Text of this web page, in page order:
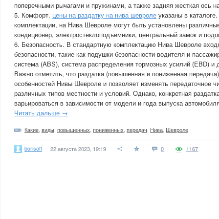
поперечными рычагами и пружинами, а также задняя жесткая ось
5. Комфорт. цены на раздатку на нива шевроле указаны в
комплектации, на Нива Шевроле могут быть установлены
кондиционер, электростеклоподъемники, центральный замок и
6. Безопасность. В стандартную комплектацию Нива Шевроле
безопасности, такие как подушки безопасности водителя и
система (ABS), система распределения тормозных усилий (EBD) и
Важно отметить, что раздатка (повышенная и пониженная
особенностей Нивы Шевроле и позволяет изменять передаточное
различных типов местности и условий. Однако, конкретная
варьироваться в зависимости от модели и года выпуска
Читать дальше →
Какие виды повышенных пониженных передач Нива Шевроле
borisoff 22 августа 2023, 19:19 0 1167